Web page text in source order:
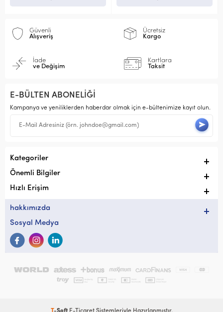
Güvenli
Alışveriş
Ücretsiz
Kargo
İade
ve Değişim
Kartlara
Taksit
E-BÜLTEN ABONELİĞİ
Kampanya ve yeniliklerden haberdar olmak için e-bültenimize kayıt olun.
Kategoriler
Önemli Bilgiler
Hızlı Erişim
hakkımızda
Sosyal Medya
T-Soft E-TicaretSistemleriyle Hazırlanmıştır.